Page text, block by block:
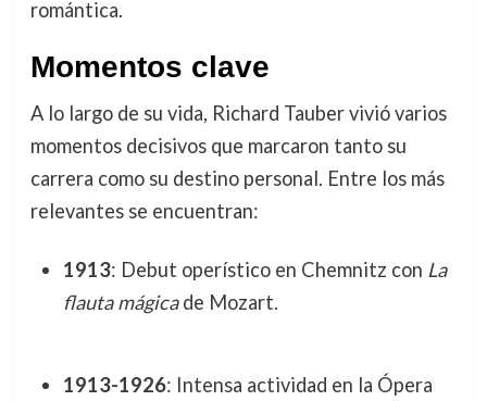
romántica.
Momentos clave
A lo largo de su vida, Richard Tauber vivió varios
momentos decisivos que marcaron tanto su
carrera como su destino personal. Entre los más
relevantes se encuentran:
1913: Debut operístico en Chemnitz con La
flauta mágicade Mozart.
1913-1926: Intensa actividad en la Ópera